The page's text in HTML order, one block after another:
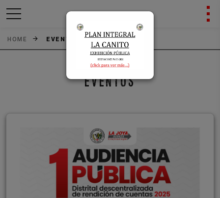
Previous
HOME EVENTOS
EVENTOS